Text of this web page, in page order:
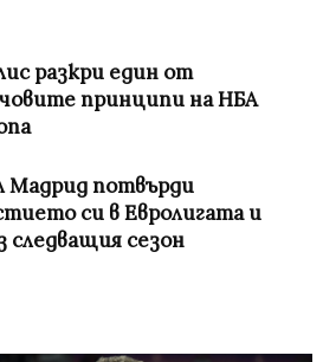
разкри един от
принципи на НБА
Мадрид потвърди
си в Евролигата и
следващия сезон